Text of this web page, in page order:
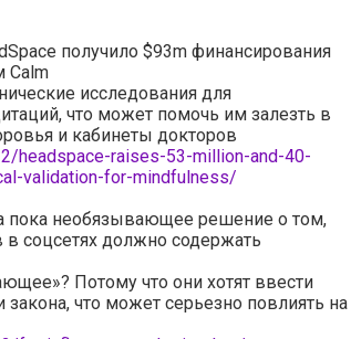
получило $93m финансирования
Calm
исследования для
что может помочь им залезть в
и кабинеты докторов
headspace-raises-53-million-and-40-
validation-for-mindfulness/
пока необязывающее решение о том,
соцсетях должно содержать
Потому что они хотят ввести
что может серьезно повлиять на